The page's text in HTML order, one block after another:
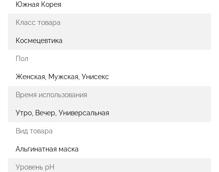
Южная Корея
Класс товара
Космецевтика
Пол
Женская, Мужская, Унисекс
Время использования
Утро, Вечер, Универсальная
Вид товара
Альгинатная маска
Уровень pH